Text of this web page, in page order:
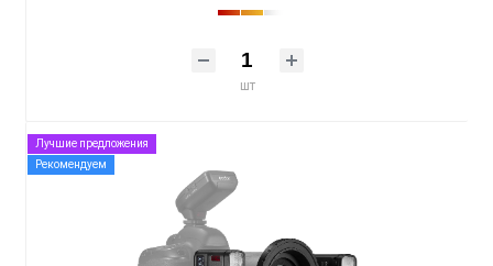
шт
Лучшие предложения
Рекомендуем